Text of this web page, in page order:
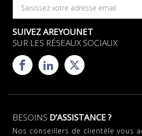
SUIVEZ AREYOUNET
SUR LES RÉSEAUX SOCIAUX
BESOINS D’ASSISTANCE ?
Nos conseillers de clientèle vous